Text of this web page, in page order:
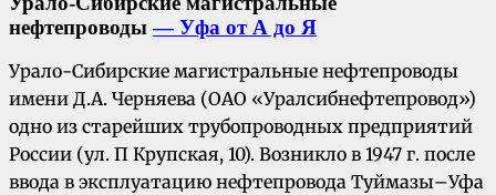
нефтепроводы— Уфа от А до Я
Урало-Сибирские магистральные нефтепроводы
имени Д.А. Черняева (ОАО «Уралсибнефтепровод»)
одно из старейших трубопроводных предприятий
России (ул. П Крупская, 10). Возникло в 1947 г. после
ввода в эксплуатацию нефтепровода Туймазы–Уфа